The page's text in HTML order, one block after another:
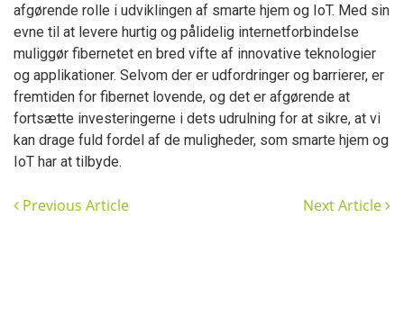
afgørende rolle i udviklingen af smarte hjem og IoT. Med sin
evne til at levere hurtig og pålidelig internetforbindelse
muliggør fibernetet en bred vifte af innovative teknologier
og applikationer. Selvom der er udfordringer og barrierer, er
fremtiden for fibernet lovende, og det er afgørende at
fortsætte investeringerne i dets udrulning for at sikre, at vi
kan drage fuld fordel af de muligheder, som smarte hjem og
IoT har at tilbyde.
Previous Article Next Article